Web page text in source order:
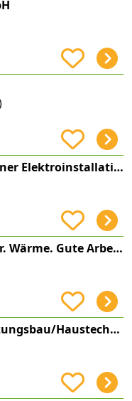
Claus Richard Wagner Elektroinstallationen
Marx GmbH Wasser. Wärme. Gute Arbeit.
Wölfle GmbH - Heizungsbau/Haustechnik -